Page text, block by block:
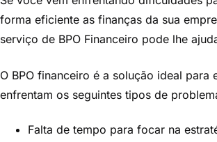
forma eficiente as finanças da sua
serviço de BPO Financeiro pode lhe
O BPO financeiro é a solução ideal para
enfrentam os seguintes tipos de
Falta de tempo para focar na